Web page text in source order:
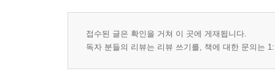
접수된 글은 확인을 거쳐 이 곳에 게재됩니다.
독자 분들의 리뷰는 리뷰 쓰기를, 책에 대한 문의는